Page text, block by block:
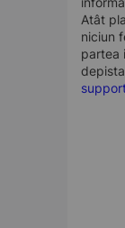
Atât
niciun
partea